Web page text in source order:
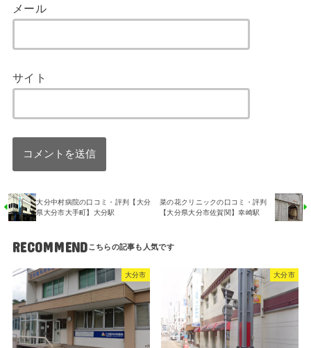
メール
サイト
大分中村病院の口コミ・評判【大分
県大分市大手町】大分駅
菜の花クリニックの口コミ・評判
【大分県大分市佐賀関】幸崎駅
RECOMMEND
大分市 大分市